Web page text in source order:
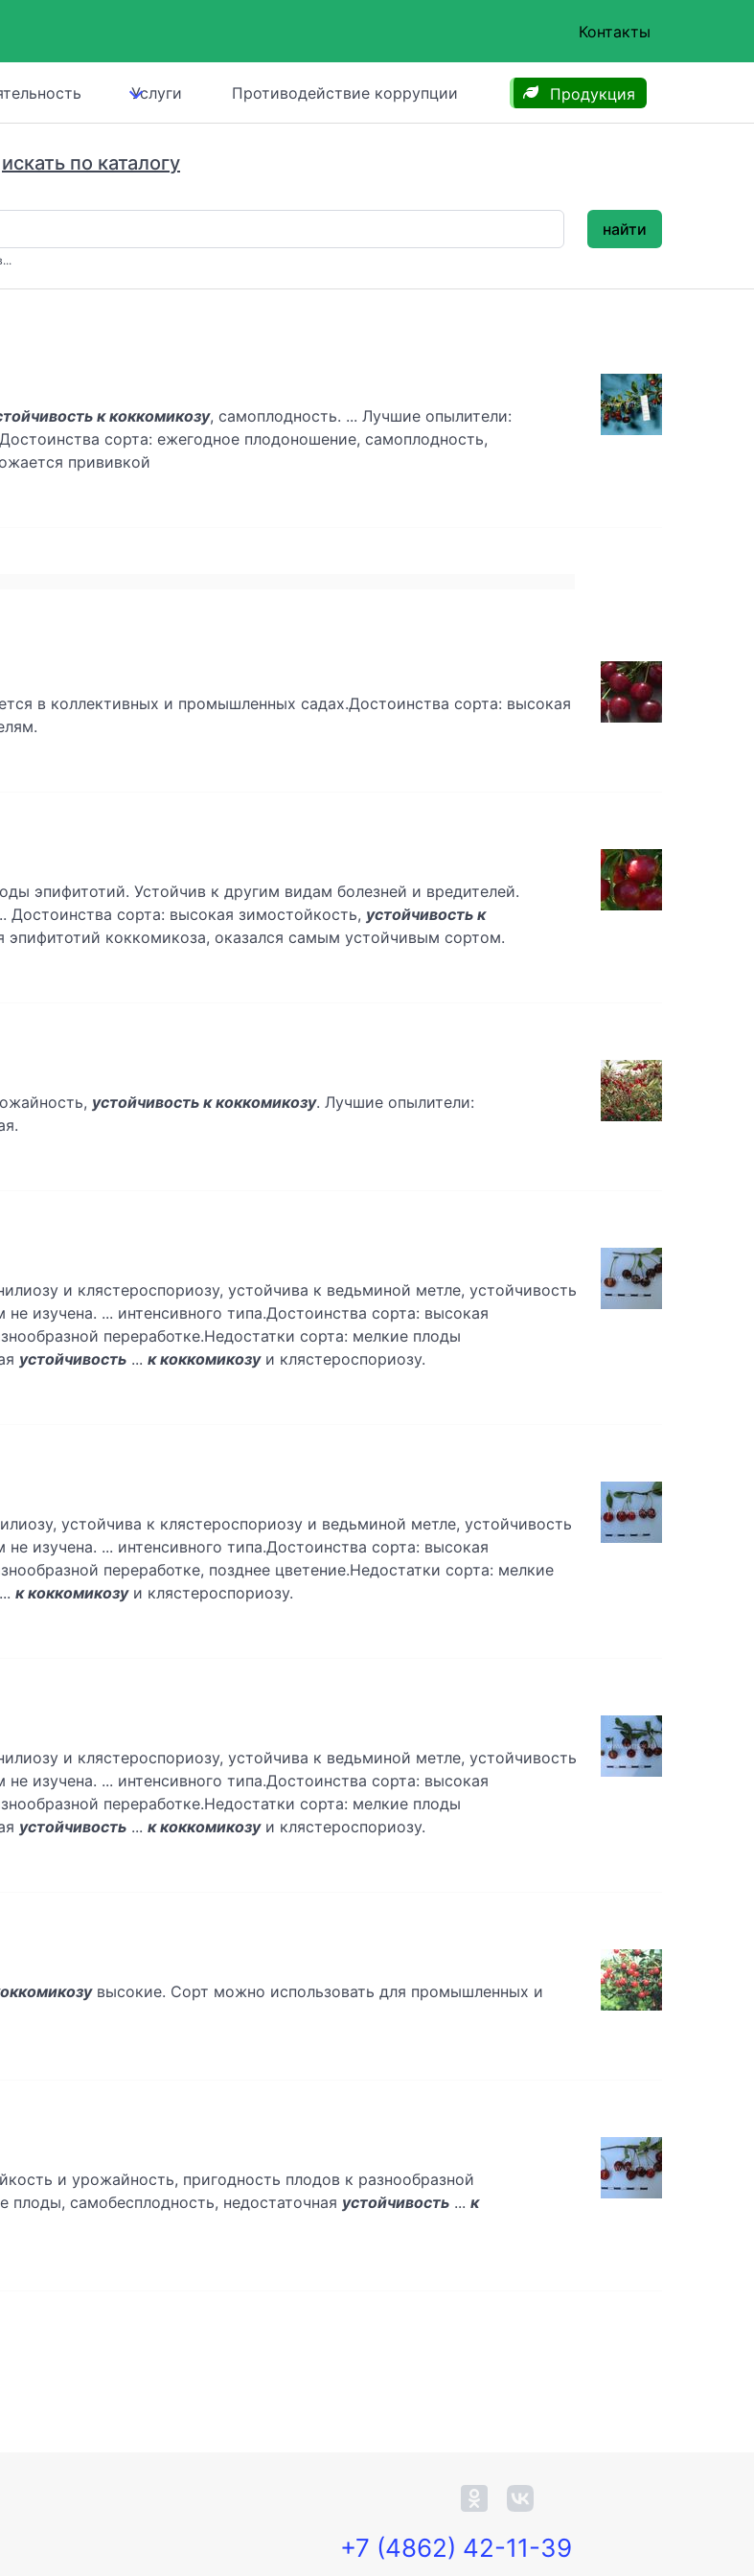
Контакты
Услуги Противодействие коррупции Продукция
искать по каталогу
найти
к коккомикозу, самоплодность. ... Лучшие опылители:
сорта: ежегодное плодоношение, самоплодность,
прививкой
в коллективных и промышленных садах.Достоинства сорта: высокая
эпифитотий. Устойчив к другим видам болезней и вредителей.
Достоинства сорта: высокая зимостойкость, устойчивость к
эпифитотий коккомикоза, оказался самым устойчивым сортом.
устойчивость к коккомикозу. Лучшие опылители:
и клястероспориозу, устойчива к ведьминой метле, устойчивость
изучена. ... интенсивного типа.Достоинства сорта: высокая
переработке.Недостатки сорта: мелкие плоды
устойчивость ... к коккомикозуи клястероспориозу.
устойчива к клястероспориозу и ведьминой метле, устойчивость
изучена. ... интенсивного типа.Достоинства сорта: высокая
переработке, позднее цветение.Недостатки сорта: мелкие
... к коккомикозуи клястероспориозу.
и клястероспориозу, устойчива к ведьминой метле, устойчивость
изучена. ... интенсивного типа.Достоинства сорта: высокая
переработке.Недостатки сорта: мелкие плоды
устойчивость ... к коккомикозуи клястероспориозу.
высокие. Сорт можно использовать для промышленных и
и урожайность, пригодность плодов к разнообразной
плоды, самобесплодность, недостаточная устойчивость ... к
+7 (4862) 42-11-39